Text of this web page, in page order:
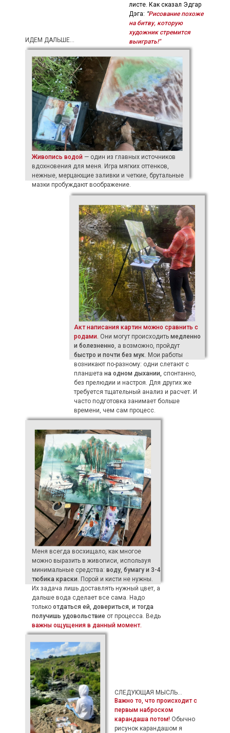
ИДЕМ ДАЛЬШЕ...
СЛЕДУЮЩАЯ МЫСЛЬ...
Важно то, что происходит с
первым наброском
карандаша потом! Обычно
рисунок карандашом я
Живопись водой — один из главных источников
вдохновения для меня. Игра мягких оттенков,
нежные, мерцающие заливки и четкие, брутальные
мазки пробуждают воображение.
Меня всегда восхищало, как многое
можно выразить в живописи, используя
минимальные средства: воду, бумагу и 3-4
тюбика краски. Порой и кисти не нужны.
Их задача лишь доставлять нужный цвет, а
дальше вода сделает все сама. Надо
только отдаться ей, довериться, и тогда
получишь удовольствие от процесса. Ведь
важны ощущения в данный момент.
листе. Как сказал Эдгар
Дэга: "Рисование похоже
на битву, которую
художник стремится
выиграть!"
Акт написания картин можно сравнить с
родами. Они могут происходить медленно
и болезненно, а возможно, пройдут
быстро и почти без мук. Мои работы
возникают по-разному: одни слетают с
планшета на одном дыхании, спонтанно,
без прелюдии и настроя. Для других же
требуется тщательный анализ и расчет. И
часто подготовка занимает больше
времени, чем сам процесс.